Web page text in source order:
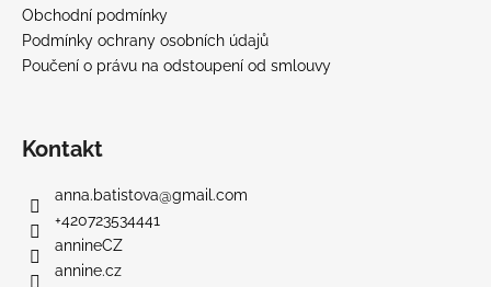
Obchodní podmínky
Podmínky ochrany osobních údajů
Poučení o právu na odstoupení od smlouvy
Kontakt
anna.batistova@gmail.com
+420723534441
annineCZ
annine.cz